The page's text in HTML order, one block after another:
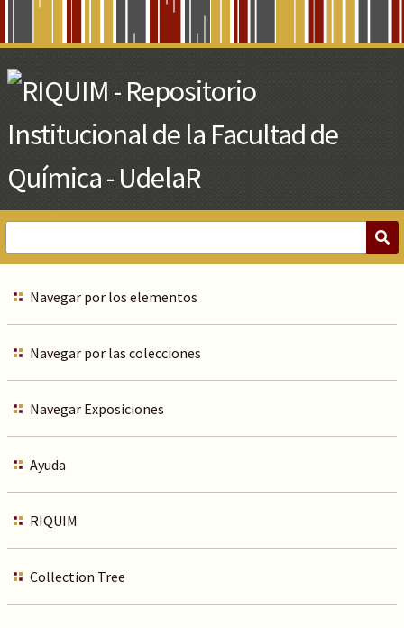
Main
Content
Navegar por los elementos
Navegar por las colecciones
Navegar Exposiciones
Ayuda
RIQUIM
Collection Tree